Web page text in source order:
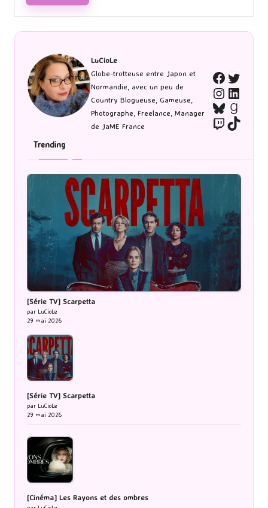
LuCioLe
Globe-trotteuse entre Japon et
Normandie, avec un peu de
Country Blogueuse, Gameuse,
Photographe, Freelance, Manager
de JaME France
Bluesky
TwitchTikTok
Trending
[Série TV] Scarpetta
par LuCioLe
29 mai 2026
[Série TV] Scarpetta
par LuCioLe
29 mai 2026
[Cinéma] Les Rayons et des ombres